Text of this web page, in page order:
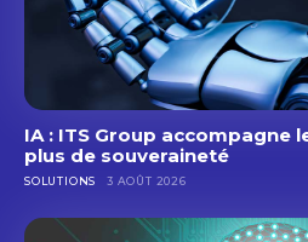
IA : ITS Group accompagne
plus de souveraineté
SOLUTIONS 3 AOÛT 2026